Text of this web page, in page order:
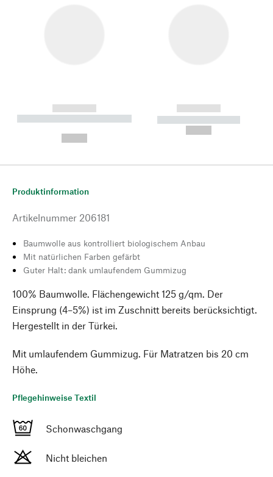
------------
----------- ----------- --------
------------
----------- -----------
Produktinformation
Artikelnummer 206181
Baumwolle aus kontrolliert biologischem Anbau
Mit natürlichen Farben gefärbt
Guter Halt: dank umlaufendem Gummizug
100% Baumwolle. Flächengewicht 125 g/qm. Der
Einsprung (4–5%) ist im Zuschnitt bereits berücksichtigt.
Hergestellt in der Türkei.
Mit umlaufendem Gummizug. Für Matratzen bis 20 cm
Höhe.
Pflegehinweise Textil
Schonwaschgang
Nicht bleichen